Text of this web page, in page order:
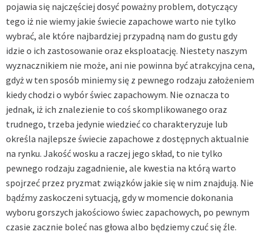
pojawia się najczęściej dosyć poważny problem, dotyczący
tego iż nie wiemy jakie świecie zapachowe warto nie tylko
wybrać, ale które najbardziej przypadną nam do gustu gdy
idzie o ich zastosowanie oraz eksploatację. Niestety naszym
wyznacznikiem nie może, ani nie powinna być atrakcyjna cena,
gdyż w ten sposób miniemy się z pewnego rodzaju założeniem
kiedy chodzi o wybór świec zapachowym. Nie oznacza to
jednak, iż ich znalezienie to coś skomplikowanego oraz
trudnego, trzeba jedynie wiedzieć co charakteryzuje lub
określa najlepsze świecie zapachowe z dostępnych aktualnie
na rynku. Jakość wosku a raczej jego skład, to nie tylko
pewnego rodzaju zagadnienie, ale kwestia na którą warto
spojrzeć przez pryzmat związków jakie się w nim znajdują. Nie
bądźmy zaskoczeni sytuacją, gdy w momencie dokonania
wyboru gorszych jakościowo świec zapachowych, po pewnym
czasie zacznie boleć nas głowa albo będziemy czuć się źle.